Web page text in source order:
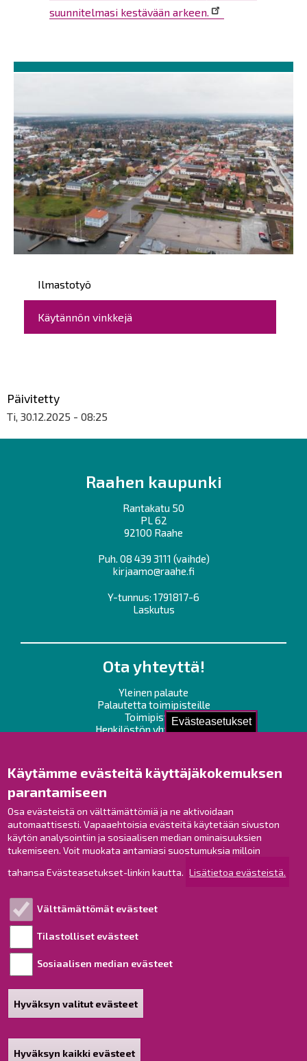
Evästeasetukset
Käytämme evästeitä käyttäjäkokemuksen
parantamiseen
Osa evästeistä on välttämättömiä ja ne aktivoidaan
automaattisesti. Vapaaehtoisia evästeitä käytetään sivuston
käytön analysointiin ja sosiaalisen median ominaisuuksien
tukemiseen. Voit muokata antamiasi suostumuksia milloin
tahansa Evästeasetukset-linkin kautta. Lisätietoa evästeistä.
Välttämättömät evästeet
Tilastolliset evästeet
Sosiaalisen median evästeet
Hyväksyn valitut evästeet
Hyväksyn kaikki evästeet
Poista hyväksyntä
Päävalikko
Ilmastotyö
Käytännön vinkkejä
suunnitelmasi kestävään arkeen.
Päivitetty
Ti, 30.12.2025 - 08:25
Raahen kaupunki
Rantakatu 50
PL 62
92100 Raahe
Puh. 08 439 3111 (vaihde)
kirjaamo@raahe.fi
Y-tunnus: 1791817-6
Laskutus
Ota yhteyttä!
Yleinen palaute
Palautetta toimipisteille
Toimipisteet
Henkilöstön yhteystiedot
Raahe Facebookissa
Raahe Instagramissa
Raahe LinkedInissä
Raahe YouTubessa
Esityslistat ja pöytäkirjat
Viranhaltijapäätökset
Saavutettavuusseloste